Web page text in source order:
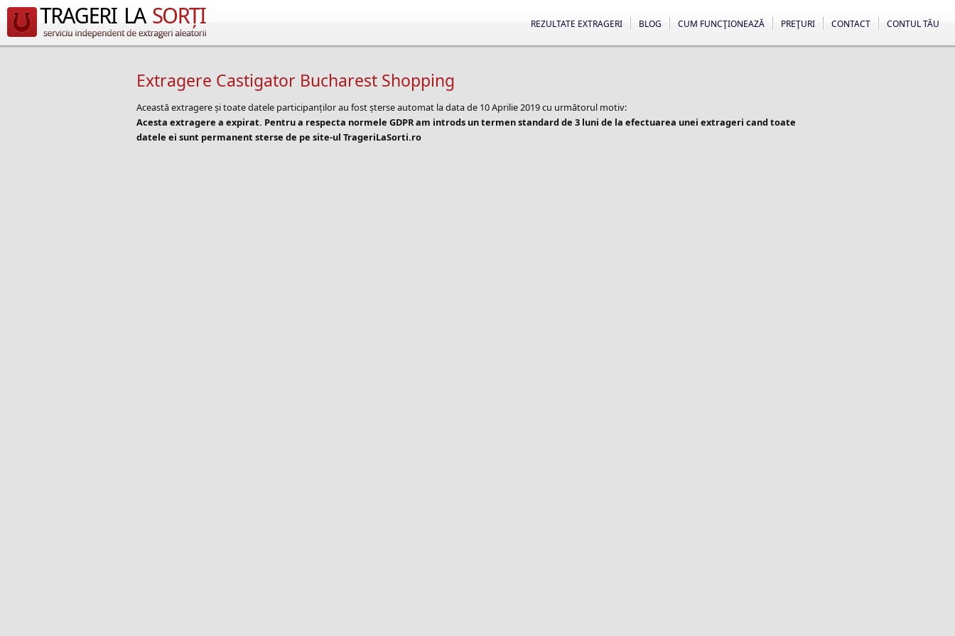
CONTUL TĂU
CONTACT
PREŢURI
CUM FUNCŢIONEAZĂ
BLOG
REZULTATE EXTRAGERI
Extragere Castigator Bucharest Shopping
Această extragere și toate datele participanților au fost șterse automat la data de 10 Aprilie 2019 cu următorul motiv:
Acesta extragere a expirat. Pentru a respecta normele GDPR am introds un termen standard de 3 luni de la efectuarea unei extrageri cand toate
datele ei sunt permanent sterse de pe site-ul TrageriLaSorti.ro